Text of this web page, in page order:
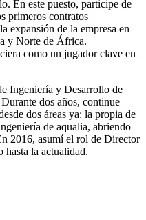
En este puesto, participe de
primeros contratos
expansión de la empresa en
y Norte de África.
como un jugador clave en
Ingeniería y Desarrollo de
dos años, continue
dos áreas ya: la propia de
de aqualia, abriendo
2016, asumí el rol de Director
hasta la actualidad.